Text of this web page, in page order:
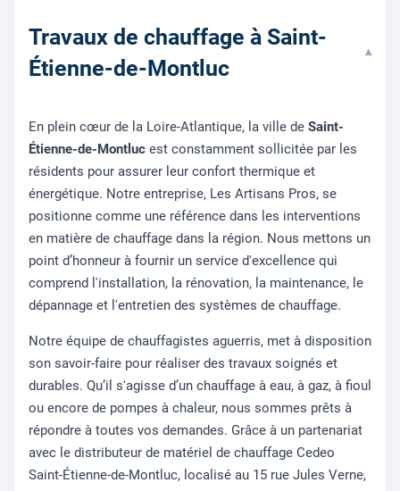
Travaux de chauffage à Saint-
Étienne-de-Montluc
▾
En plein cœur de la Loire-Atlantique, la ville de Saint-
Étienne-de-Montluc est constamment sollicitée par les
résidents pour assurer leur confort thermique et
énergétique. Notre entreprise, Les Artisans Pros, se
positionne comme une référence dans les interventions
en matière de chauffage dans la région. Nous mettons un
point d’honneur à fournir un service d'excellence qui
comprend l'installation, la rénovation, la maintenance, le
dépannage et l'entretien des systèmes de chauffage.
Notre équipe de chauffagistes aguerris, met à disposition
son savoir-faire pour réaliser des travaux soignés et
durables. Qu’il s'agisse d’un chauffage à eau, à gaz, à fioul
ou encore de pompes à chaleur, nous sommes prêts à
répondre à toutes vos demandes. Grâce à un partenariat
avec le distributeur de matériel de chauffage Cedeo
Saint-Étienne-de-Montluc, localisé au 15 rue Jules Verne,